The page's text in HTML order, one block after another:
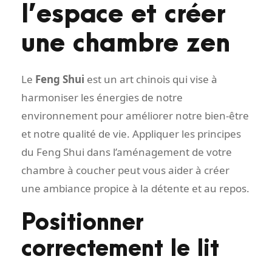
l’espace et créer
une chambre zen
Le Feng Shui est un art chinois qui vise à
harmoniser les énergies de notre
environnement pour améliorer notre bien-être
et notre qualité de vie. Appliquer les principes
du Feng Shui dans l’aménagement de votre
chambre à coucher peut vous aider à créer
une ambiance propice à la détente et au repos.
Positionner
correctement le lit